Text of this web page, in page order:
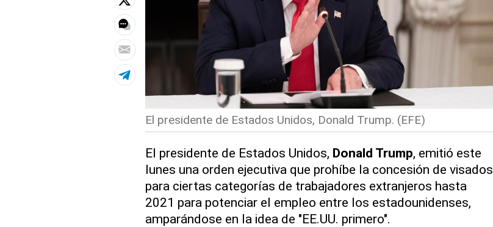
El presidente de Estados Unidos, Donald Trump. (EFE)
El presidente de Estados Unidos, Donald Trump, emitió este
lunes una orden ejecutiva que prohíbe la concesión de visados
para ciertas categorías de trabajadores extranjeros hasta
2021 para potenciar el empleo entre los estadounidenses,
amparándose en la idea de "EE.UU. primero".